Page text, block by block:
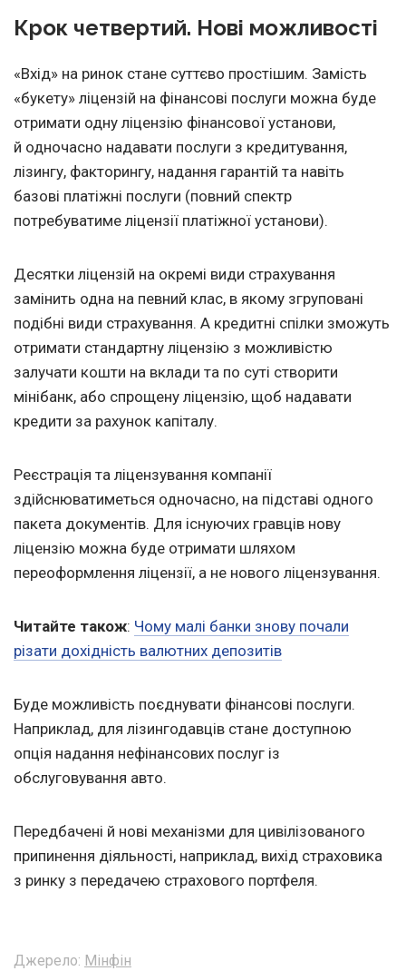
Крок четвертий. Нові можливості
«Вхід» на ринок стане суттєво простішим. Замість
«букету» ліцензій на фінансові послуги можна буде
отримати одну ліцензію фінансової установи,
й одночасно надавати послуги з кредитування,
лізингу, факторингу, надання гарантій та навіть
базові платіжні послуги (повний спектр
потребуватиме ліцензії платіжної установи).
Десятки ліцензій на окремі види страхування
замінить одна на певний клас, в якому згруповані
подібні види страхування. А кредитні спілки зможуть
отримати стандартну ліцензію з можливістю
залучати кошти на вклади та по суті створити
мінібанк, або спрощену ліцензію, щоб надавати
кредити за рахунок капіталу.
Реєстрація та ліцензування компанії
здійснюватиметься одночасно, на підставі одного
пакета документів. Для існуючих гравців нову
ліцензію можна буде отримати шляхом
переоформлення ліцензії, а не нового ліцензування.
Читайте також: Чому малі банки знову почали
різати дохідність валютних депозитів
Буде можливість поєднувати фінансові послуги.
Наприклад, для лізингодавців стане доступною
опція надання нефінансових послуг із
обслуговування авто.
Передбачені й нові механізми для цивілізованого
припинення діяльності, наприклад, вихід страховика
з ринку з передачею страхового портфеля.
Джерело: Мінфін